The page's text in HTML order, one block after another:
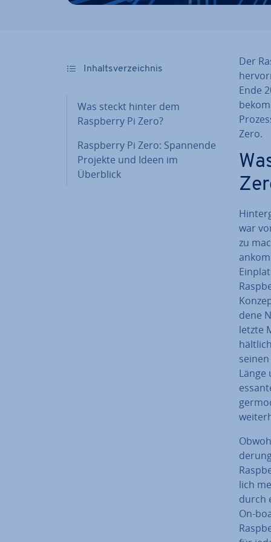
In­halts­ver­zeich­nis
Was steckt hinter dem
Raspberry Pi Zero?
Raspberry Pi Zero: Spannende
Projekte und Ideen im
Überblick
Der
Ende
Zero.
war
zu
de­ne
letzte
lich
durch
On-